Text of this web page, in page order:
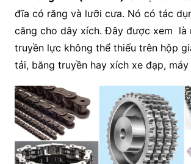
đĩa có răng và lưỡi cưa. Nó có tác
căng cho dây xích. Đây được xem là
truyền lực không thể thiếu trên hộp
tải, băng truyền hay xích xe đạp,